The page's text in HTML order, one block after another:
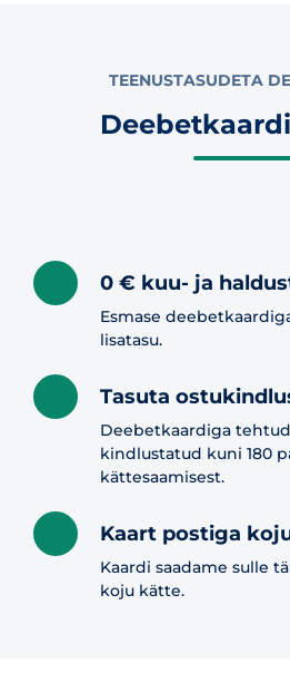
TEENUSTASUDETA
0 € kuu- ja
Esmase
lisatasu.
Tasuta
Deebetkaardiga
kindlustatud kuni 180
kättesaamisest.
Kaart postiga
Kaardi saadame sulle
koju kätte.